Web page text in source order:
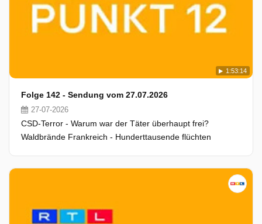
1:53:14
Folge 142 - Sendung vom 27.07.2026
27-07-2026
CSD-Terror - Warum war der Täter überhaupt frei?
Waldbrände Frankreich - Hunderttausende flüchten